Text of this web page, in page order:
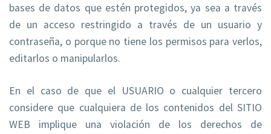
bases de datos que estén protegidos, ya sea a través
de un acceso restringido a través de un usuario y
contraseña, o porque no tiene los permisos para verlos,
editarlos o manipularlos.
En el caso de que el USUARIO o cualquier tercero
considere que cualquiera de los contenidos del SITIO
WEB implique una violación de los derechos de